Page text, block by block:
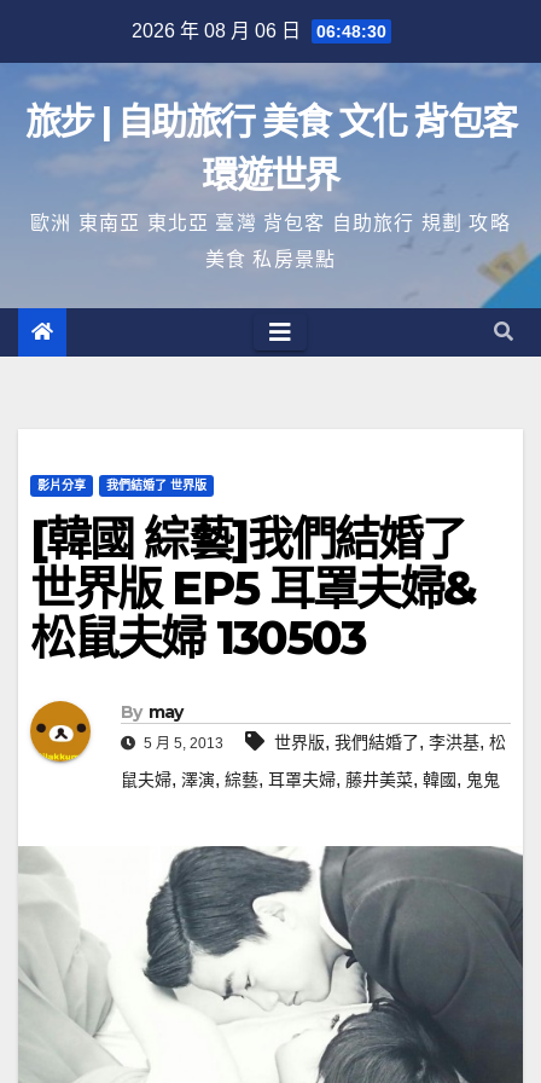
content
2026 年 08 月 06 日 06:48:30
旅步 | 自助旅行 美食 文化 背包客
環遊世界
歐洲 東南亞 東北亞 臺灣 背包客 自助旅行 規劃 攻略
美食 私房景點
影片分享 我們結婚了 世界版
[韓國 綜藝]我們結婚了
世界版 EP5 耳罩夫婦&
松鼠夫婦 130503
By may
5 月 5, 2013 世界版, 我們結婚了, 李洪基, 松
鼠夫婦, 澤演, 綜藝, 耳罩夫婦, 藤井美菜, 韓國, 鬼鬼